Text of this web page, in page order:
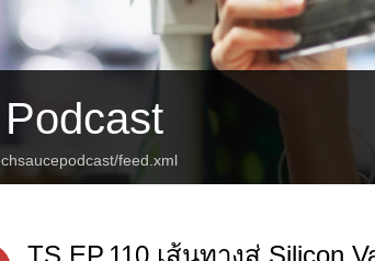
feed.xml
TS EP.110 เส้นทางสู่ Silicon